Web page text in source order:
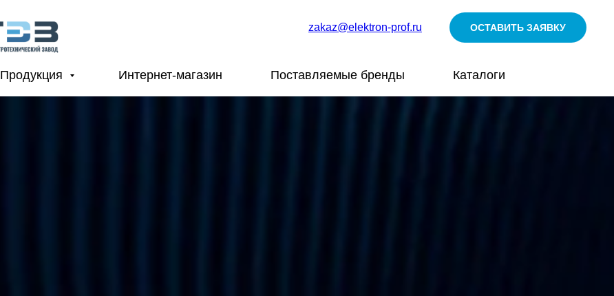
zakaz@elektron-prof.ru ОСТАВИТЬ ЗАЯВКУ
Продукция Интернет-магазин Поставляемые бренды Каталоги